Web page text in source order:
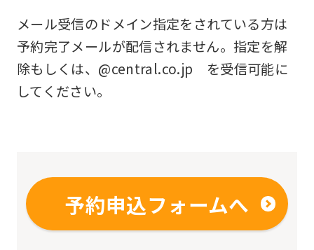
メール受信のドメイン指定をされている方は
予約完了メールが配信されません。指定を解
除もしくは、@central.co.jp を受信可能に
してください。
予約申込フォームへ